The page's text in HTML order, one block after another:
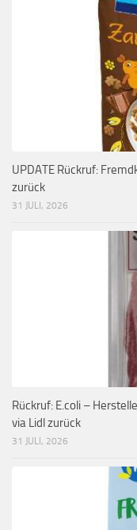
UPDATE Rückruf:
zurück
31 JULI, 2026
Rückruf: E.coli –
via Lidl zurück
31 JULI, 2026